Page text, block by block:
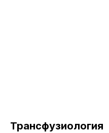
Трансфузиология